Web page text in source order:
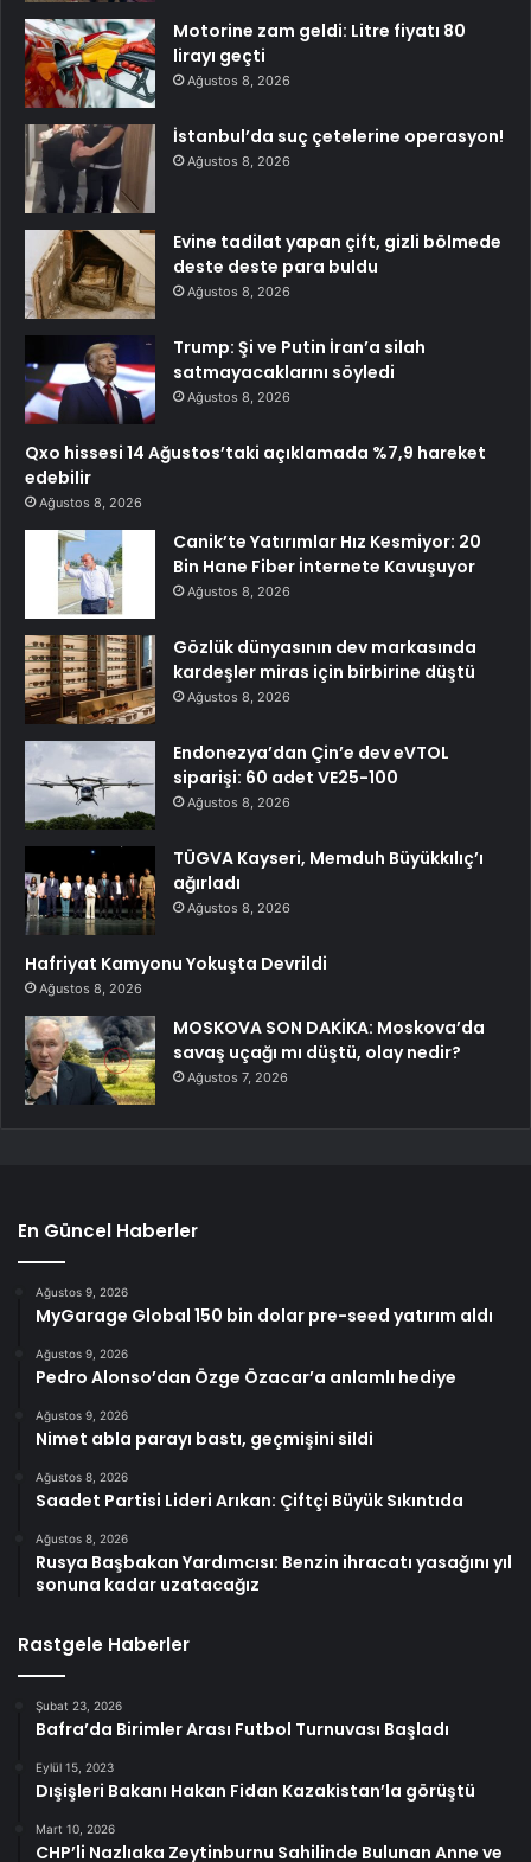
Motorine zam geldi: Litre fiyatı 80
lirayı geçti
Ağustos 8, 2026
İstanbul’da suç çetelerine operasyon!
Ağustos 8, 2026
Evine tadilat yapan çift, gizli bölmede
deste deste para buldu
Ağustos 8, 2026
Trump: Şi ve Putin İran’a silah
satmayacaklarını söyledi
Ağustos 8, 2026
Qxo hissesi 14 Ağustos’taki açıklamada %7,9 hareket
edebilir
Ağustos 8, 2026
Canik’te Yatırımlar Hız Kesmiyor: 20
Bin Hane Fiber İnternete Kavuşuyor
Ağustos 8, 2026
Gözlük dünyasının dev markasında
kardeşler miras için birbirine düştü
Ağustos 8, 2026
Endonezya’dan Çin’e dev eVTOL
siparişi: 60 adet VE25-100
Ağustos 8, 2026
TÜGVA Kayseri, Memduh Büyükkılıç’ı
ağırladı
Ağustos 8, 2026
Hafriyat Kamyonu Yokuşta Devrildi
Ağustos 8, 2026
MOSKOVA SON DAKİKA: Moskova’da
savaş uçağı mı düştü, olay nedir?
Ağustos 7, 2026
En Güncel Haberler
Ağustos 9, 2026
MyGarage Global 150 bin dolar pre-seed yatırım aldı
Ağustos 9, 2026
Pedro Alonso’dan Özge Özacar’a anlamlı hediye
Ağustos 9, 2026
Nimet abla parayı bastı, geçmişini sildi
Ağustos 8, 2026
Saadet Partisi Lideri Arıkan: Çiftçi Büyük Sıkıntıda
Ağustos 8, 2026
Rusya Başbakan Yardımcısı: Benzin ihracatı yasağını yıl
sonuna kadar uzatacağız
Rastgele Haberler
Şubat 23, 2026
Bafra’da Birimler Arası Futbol Turnuvası Başladı
Eylül 15, 2023
Dışişleri Bakanı Hakan Fidan Kazakistan’la görüştü
Mart 10, 2026
CHP’li Nazlıaka Zeytinburnu Sahilinde Bulunan Anne ve